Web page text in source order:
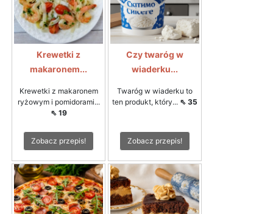
Krewetki z
makaronem...
Krewetki z makaronem
ryżowym i pomidorami...
⇖ 19
Zobacz przepis!
Czy twaróg w
wiaderku...
Twaróg w wiaderku to
ten produkt, który... ⇖ 35
Zobacz przepis!